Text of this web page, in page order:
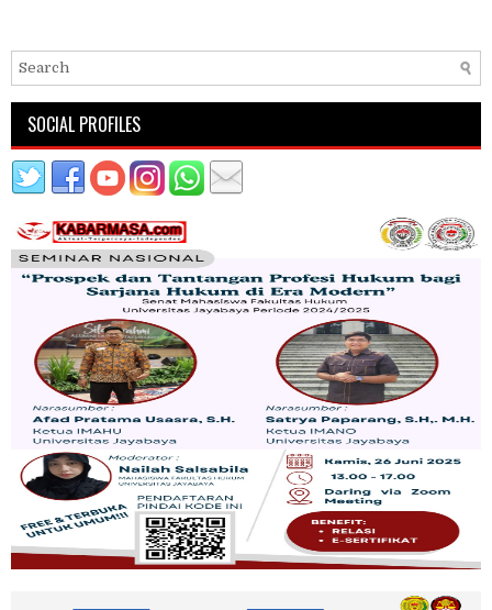
SOCIAL PROFILES